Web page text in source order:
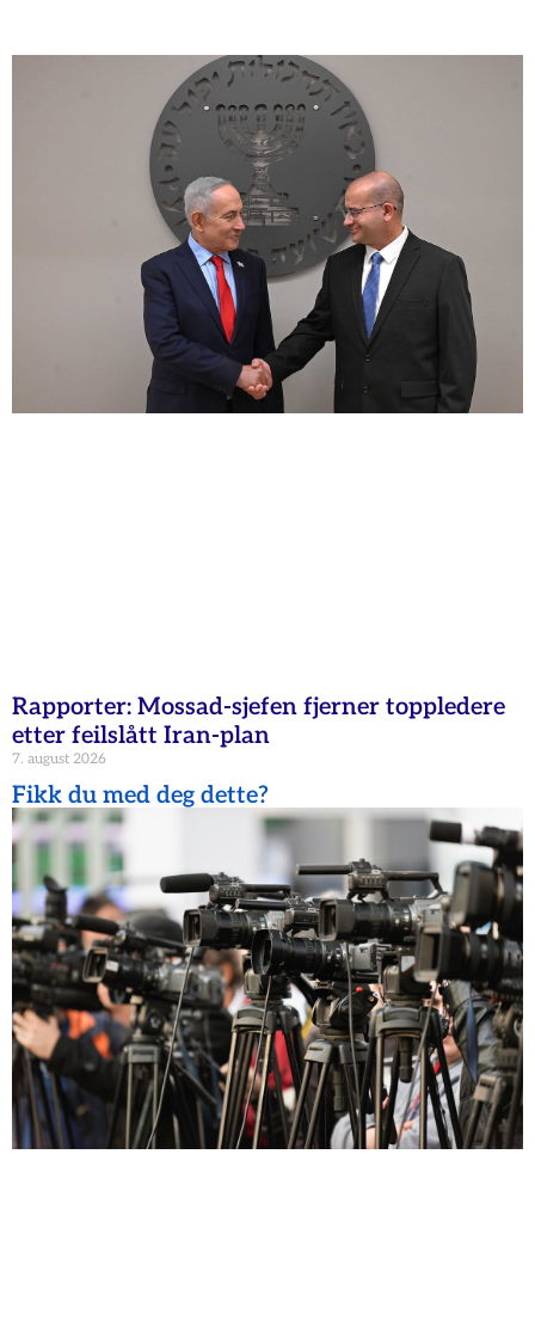
Rapporter: Mossad-sjefen fjerner toppledere
etter feilslått Iran-plan
7. august 2026
Fikk du med deg dette?